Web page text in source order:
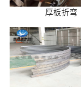
厚板折弯